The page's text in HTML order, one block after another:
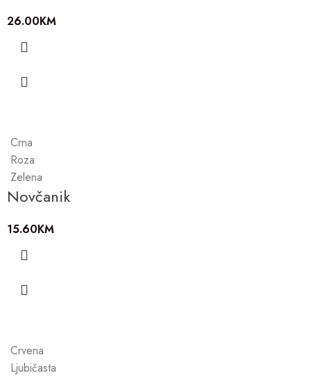
26.00KM
Crna
Roza
Zelena
Novčanik
15.60KM
Crvena
Ljubičasta